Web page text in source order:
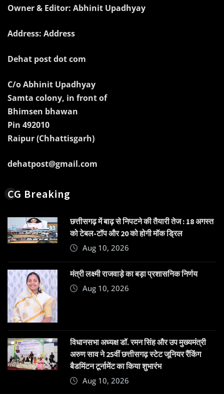
Owner & Editor: Abhinit Upadhyay
Address: Address
Dehat post dot com
C/o Abhinit Upadhyay
Samta colony, in front of
Bhimsen bhawan
Pin 492010
Raipur (Chhattisgarh)
dehatpost@gmail.com
CG Breaking
छत्तीसगढ़ में बाढ़ से निपटने की तैयारी तेज : 18 अगस्त
को टेबल-टॉप और 20 को होगी मॉक ड्रिल
Aug 10, 2026
मंत्री लक्ष्मी राजवाड़े का बड़ा प्रशासनिक निर्णय
Aug 10, 2026
विधानसभा अध्यक्ष डॉ. रमन सिंह और उप मुख्यमंत्री
अरुण साव ने 25वीं छत्तीसगढ़ स्टेट जूनियर रैंकिंग
बैडमिंटन टूर्नामेंट का किया शुभारंभ
Aug 10, 2026